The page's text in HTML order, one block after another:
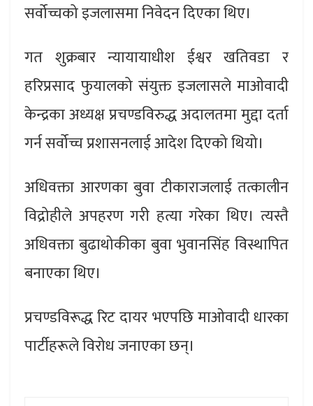
सर्वोच्चको इजलासमा निवेदन दिएका थिए।
गत शुक्रबार न्यायायाधीश ईश्वर खतिवडा र
हरिप्रसाद फुयालको संयुक्त इजलासले माओवादी
केन्द्रका अध्यक्ष प्रचण्डविरुद्ध अदालतमा मुद्दा दर्ता
गर्न सर्वोच्च प्रशासनलाई आदेश दिएको थियो।
अधिवक्ता आरणका बुवा टीकाराजलाई तत्कालीन
विद्रोहीले अपहरण गरी हत्या गरेका थिए। त्यस्तै
अधिवक्ता बुढाथोकीका बुवा भुवानसिंह विस्थापित
बनाएका थिए।
प्रचण्डविरूद्ध रिट दायर भएपछि माओवादी धारका
पार्टीहरूले विरोध जनाएका छन्।